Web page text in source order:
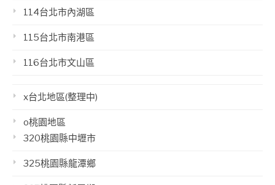
114台北市內湖區
115台北市南港區
116台北市文山區
x台北地區(整理中)
o桃園地區
320桃園縣中壢市
325桃園縣龍潭鄉